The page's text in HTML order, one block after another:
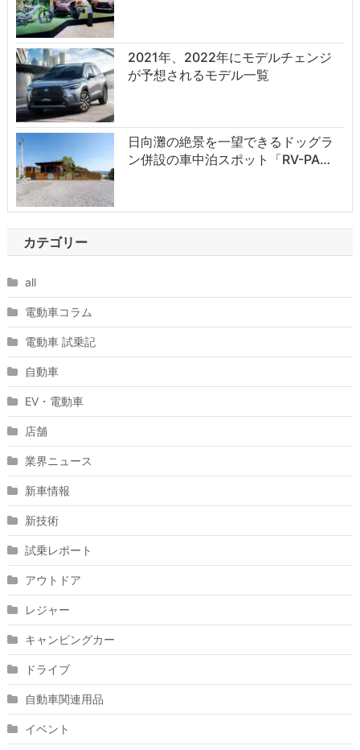
2021年、2022年にモデルチェンジ
が予想されるモデル一覧
日向灘の絶景を一望できるドッグラ
ン併設の車中泊スポット「RV-PA…
カテゴリー
all
電動車コラム
電動車 試乗記
自動車
EV・電動車
店舗
業界ニュース
新車情報
新技術
試乗レポート
アウトドア
レジャー
キャンピングカー
ドライブ
自動車関連用品
イベント